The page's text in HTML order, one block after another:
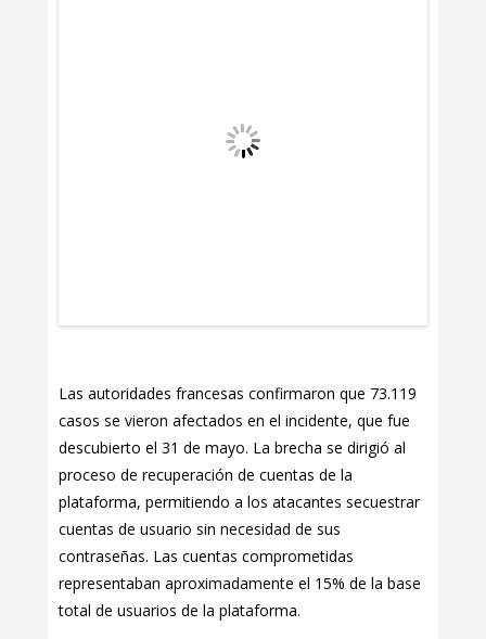
Las autoridades francesas confirmaron que 73.119
casos se vieron afectados en el incidente, que fue
descubierto el 31 de mayo. La brecha se dirigió al
proceso de recuperación de cuentas de la
plataforma, permitiendo a los atacantes secuestrar
cuentas de usuario sin necesidad de sus
contraseñas. Las cuentas comprometidas
representaban aproximadamente el 15% de la base
total de usuarios de la plataforma.